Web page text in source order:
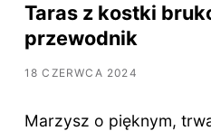
Taras z kostki
przewodnik
18 CZERWCA 2024
Marzysz o pięknym,